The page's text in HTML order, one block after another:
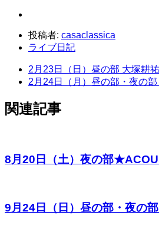
投稿者: casaclassica
ライブ日記
2月23日（日）昼の部 大塚耕祐
2月24日（月）昼の部・夜の
関連記事
8月20日（土）夜の部
9月24日（日）昼の部・夜の